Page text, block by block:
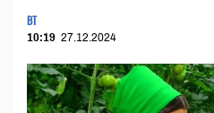
BT
10:19 27.12.2024